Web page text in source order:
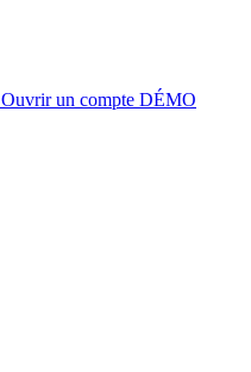
Ouvrir un compte DÉMO